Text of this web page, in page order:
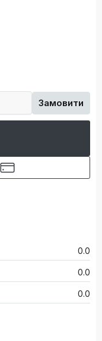
Замовити
0.0
0.0
0.0